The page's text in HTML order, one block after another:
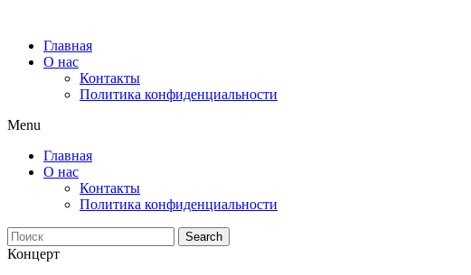
Главная
О нас
Контакты
Политика конфиденциальности
Menu
Главная
О нас
Контакты
Политика конфиденциальности
Search
Концерт